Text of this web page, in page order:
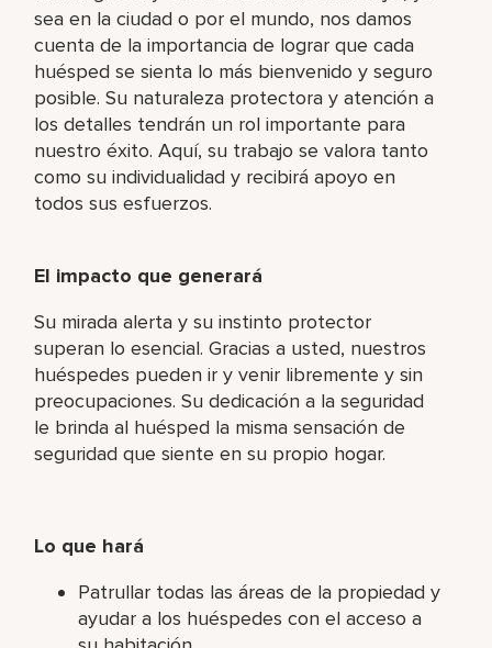
sea en la ciudad o por el mundo, nos damos
cuenta de la importancia de lograr que cada
huésped se sienta lo más bienvenido y seguro
posible. Su naturaleza protectora y atención a
los detalles tendrán un rol importante para
nuestro éxito. Aquí, su trabajo se valora tanto
como su individualidad y recibirá apoyo en
todos sus esfuerzos.
El impacto que generará
Su mirada alerta y su instinto protector
superan lo esencial. Gracias a usted, nuestros
huéspedes pueden ir y venir libremente y sin
preocupaciones. Su dedicación a la seguridad
le brinda al huésped la misma sensación de
seguridad que siente en su propio hogar.
Lo que hará
Patrullar todas las áreas de la propiedad y
ayudar a los huéspedes con el acceso a